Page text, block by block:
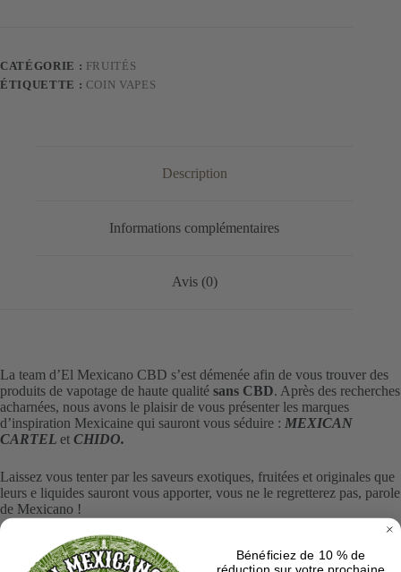
CATÉGORIE : FRUITÉS
ÉTIQUETTE : COIN VAPES
Description
Informations complémentaires
Avis (0)
La team d’El Mexicano CBD s’est démenée afin de vous trouver des
produits de vapotage de haute qualité sans CBD. Après des recherches
acharnées, nous avons le plaisir de vous présenter les marques
d’inspiration Mexicaine qui sauront vous séduire : MEXICAN
CARTEL et CHIDO.
Laissez vous tenter par les saveurs exotiques, fruitées et originales que
leurs e liquides sauront vous apporter, vous ne le regretterez pas, parole
de Mexicano !
Pour les amateurs deCBD,La Team d’el Mexicano vous propose
également une gamme de liquide de vapeau CBDde la
Bénéficiez de 10 % de
réduction sur votre prochaine